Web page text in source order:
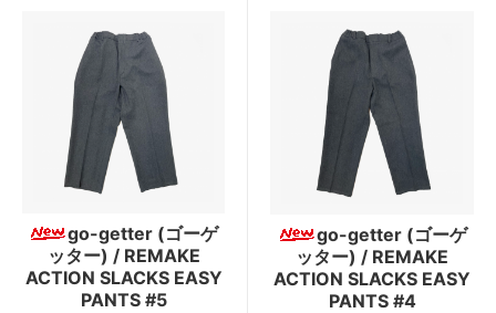
go-getter (ゴーゲ
ッター) / REMAKE
ACTION SLACKS EASY
PANTS #5
go-getter (ゴーゲ
ッター) / REMAKE
ACTION SLACKS EASY
PANTS #4